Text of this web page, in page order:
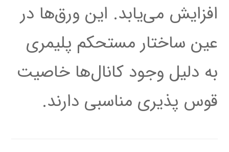
افزایش می‌یابد. این ورق‌ها در
عین ساختار مستحکم پلیمری
به دلیل وجود کانال‌ها خاصیت
قوس پذیری مناسبی دارند.